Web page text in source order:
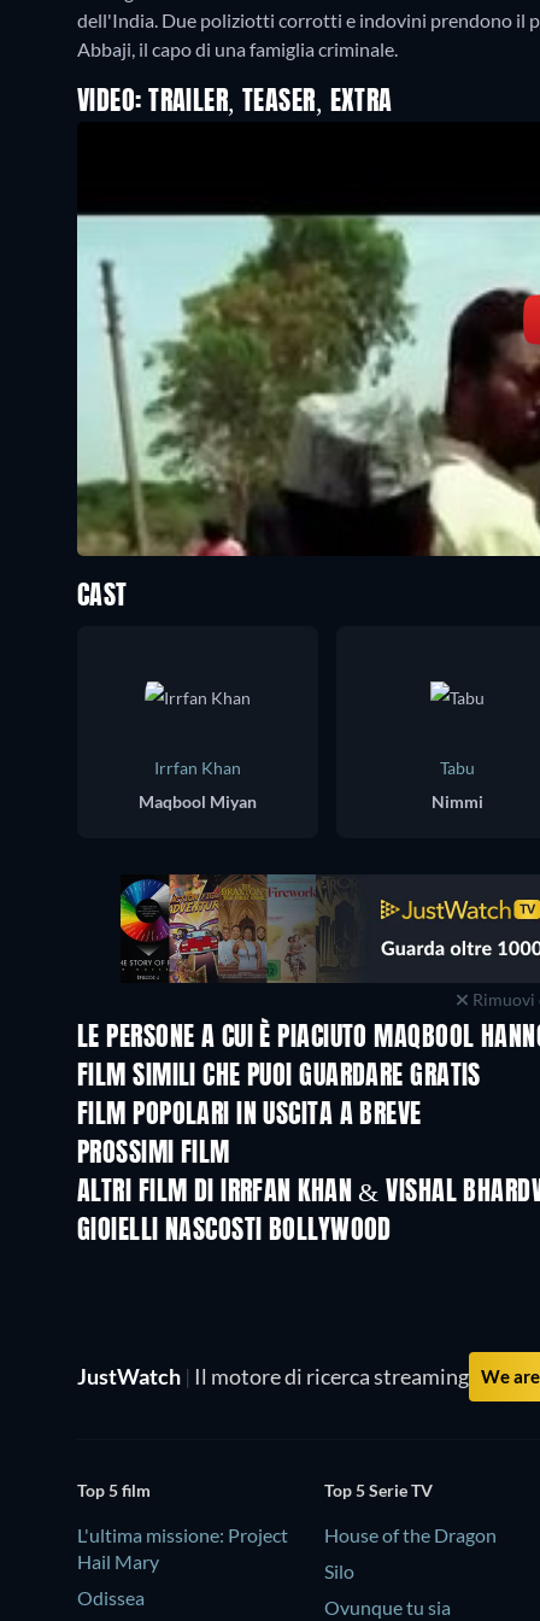
dell'India. Due poliziotti corrotti e indovini prendono il
VIDEO: TRAILER, TEASER, EXTRA
CAST
Irrfan Khan
Maqbool Miyan
Tabu
Nimmi
Rimuovi
LE PERSONE A CUI È PIACIUTO MAQBOOL
FILM SIMILI CHE PUOI GUARDARE GRATIS
FILM POPOLARI IN USCITA A BREVE
PROSSIMI FILM
ALTRI FILM DI IRRFAN KHAN & VISHAL
GIOIELLI NASCOSTI BOLLYWOOD
JustWatch | Il motore di ricerca streaming We
Top 5 film
L'ultima missione: Project
Hail Mary
Odissea
Top 5 Serie TV
House of the Dragon
Silo
Ovunque tu sia